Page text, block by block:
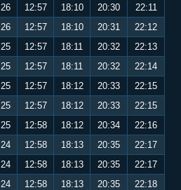
12:57 18:10 20:30
22:11
12:57 18:10 20:31
22:12
12:57 18:11 20:32
22:13
12:57 18:11 20:32
22:14
12:57 18:12 20:33
22:15
12:57 18:12 20:33
22:15
12:58 18:12 20:34
22:16
12:58 18:13 20:35
22:17
12:58 18:13 20:35
22:17
12:58 18:13 20:35
22:18